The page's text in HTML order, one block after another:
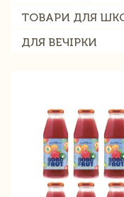
ТОВАРИ ДЛЯ
ДЛЯ ВЕЧІРКИ